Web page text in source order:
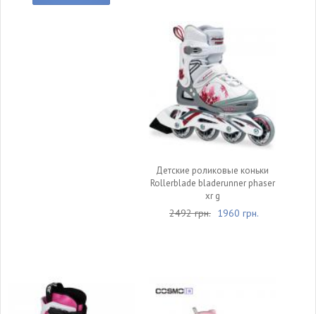
Детские роликовые коньки
Rollerblade bladerunner phaser
xr g
2492 грн. 1960 грн.